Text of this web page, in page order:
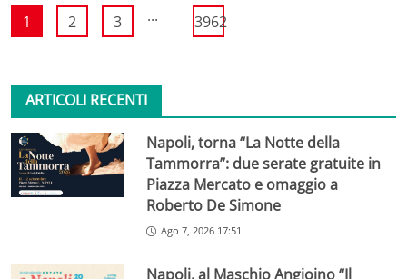
1 2 3 ... 3962
ARTICOLI RECENTI
Napoli, torna “La Notte della
Tammorra”: due serate gratuite in
Piazza Mercato e omaggio a
Roberto De Simone
Ago 7, 2026 17:51
Napoli, al Maschio Angioino “Il